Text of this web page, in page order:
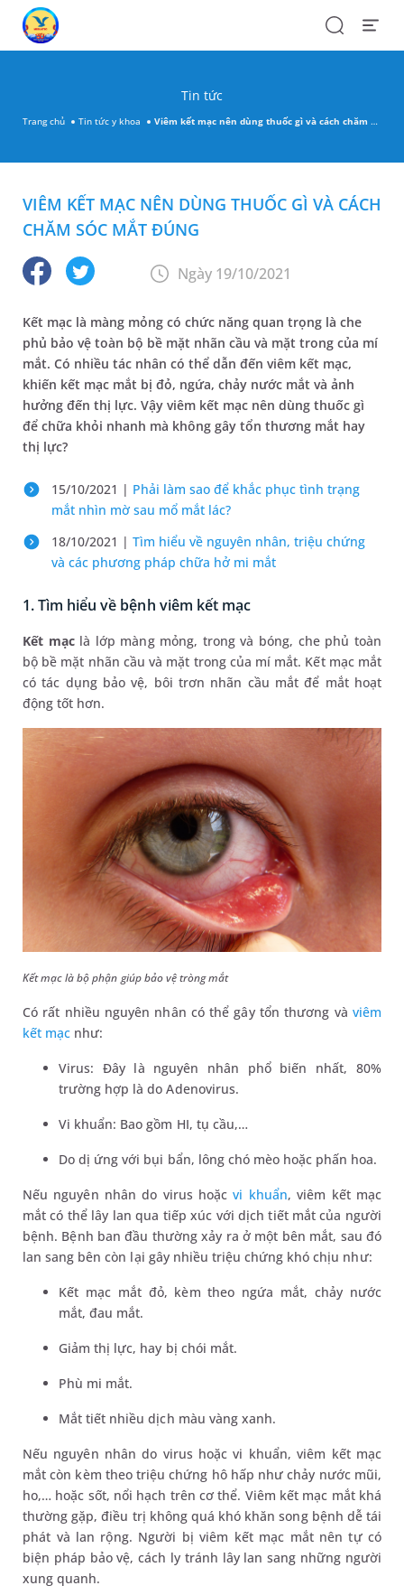
SearchOpen
Tin tức
Trang chủ Tin tức y khoa Viêm kết mạc nên dùng thuốc gì và cách chăm sóc mắt đúng
VIÊM KẾT MẠC NÊN DÙNG THUỐC GÌ VÀ CÁCH
CHĂM SÓC MẮT ĐÚNG
Ngày 19/10/2021
Kết mạc là màng mỏng có chức năng quan trọng là che
phủ bảo vệ toàn bộ bề mặt nhãn cầu và mặt trong của mí
mắt. Có nhiều tác nhân có thể dẫn đến viêm kết mạc,
khiến kết mạc mắt bị đỏ, ngứa, chảy nước mắt và ảnh
hưởng đến thị lực. Vậy viêm kết mạc nên dùng thuốc gì
để chữa khỏi nhanh mà không gây tổn thương mắt hay
thị lực?
15/10/2021 | Phải làm sao để khắc phục tình trạng
mắt nhìn mờ sau mổ mắt lác?
18/10/2021 | Tìm hiểu về nguyên nhân, triệu chứng
và các phương pháp chữa hở mi mắt
1. Tìm hiểu về bệnh viêm kết mạc
Kết mạclà lớp màng mỏng, trong và bóng, che phủ toàn
bộ bề mặt nhãn cầu và mặt trong của mí mắt. Kết mạc mắt
có tác dụng bảo vệ, bôi trơn nhãn cầu mắt để mắt hoạt
động tốt hơn.
Kết mạc là bộ phận giúp bảo vệ tròng mắt
Có rất nhiều nguyên nhân có thể gây tổn thương và viêm
kết mạc như:
Virus: Đây là nguyên nhân phổ biến nhất, 80%
trường hợp là do Adenovirus.
Vi khuẩn: Bao gồm HI, tụ cầu,…
Do dị ứng với bụi bẩn, lông chó mèo hoặc phấn hoa.
Nếu nguyên nhân do virus hoặcvi khuẩn, viêm kết mạc
mắt có thể lây lan qua tiếp xúc với dịch tiết mắt của người
bệnh. Bệnh ban đầu thường xảy ra ở một bên mắt, sau đó
lan sang bên còn lại gây nhiều triệu chứng khó chịu như:
Kết mạc mắt đỏ, kèm theo ngứa mắt, chảy nước
mắt, đau mắt.
Giảm thị lực, hay bị chói mắt.
Phù mi mắt.
Mắt tiết nhiều dịch màu vàng xanh.
Nếu nguyên nhân do virus hoặc vi khuẩn, viêm kết mạc
mắt còn kèm theo triệu chứng hô hấp như chảy nước mũi,
ho,… hoặc sốt, nổi hạch trên cơ thể. Viêm kết mạc mắt khá
thường gặp, điều trị không quá khó khăn song bệnh dễ tái
phát và lan rộng. Người bị viêm kết mạc mắt nên tự có
biện pháp bảo vệ, cách ly tránh lây lan sang những người
xung quanh.